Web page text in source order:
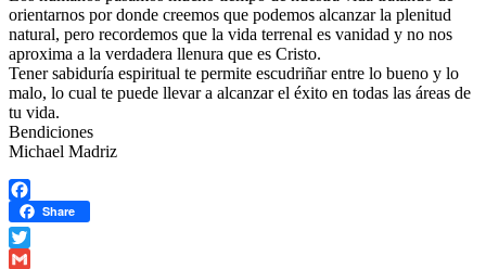
orientarnos por donde creemos que podemos alcanzar la plenitud
natural, pero recordemos que la vida terrenal es vanidad y no nos
aproxima a la verdadera llenura que es Cristo.
Tener sabiduría espiritual te permite escudriñar entre lo bueno y lo
malo, lo cual te puede llevar a alcanzar el éxito en todas las áreas de
tu vida.
Bendiciones
Michael Madriz
Facebook
Share
Twitter